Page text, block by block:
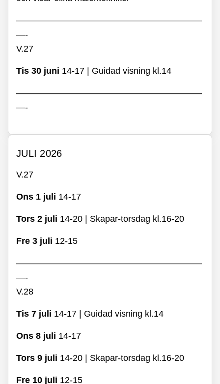
—————————————————————
—-
V.27
Tis 30 juni 14-17 | Guidad visning kl.14
—————————————————————
—-
JULI 2026
V.27
Ons 1 juli 14-17
Tors 2 juli 14-20 | Skapar-torsdag kl.16-20
Fre 3 juli 12-15
—————————————————————
—-
V.28
Tis 7 juli 14-17 | Guidad visning kl.14
Ons 8 juli 14-17
Tors 9 juli 14-20 | Skapar-torsdag kl.16-20
Fre 10 juli 12-15